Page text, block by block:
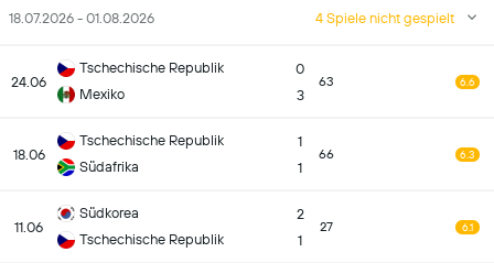
18.07.2026 - 01.08.2026 4 Spiele nicht gespielt
24.06
Tschechische Republik
Mexiko
0
3
63 6.6
18.06
Tschechische Republik
Südafrika
1
1
66 6.3
11.06
Südkorea
Tschechische Republik
2
1
27 6.1